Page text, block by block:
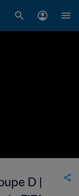
D |